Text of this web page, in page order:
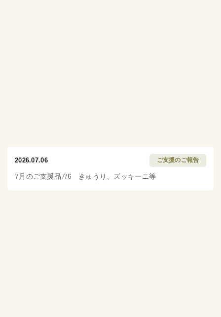
2026.07.06 ご支援のご報告
7月のご支援品7/6 きゅうり、ズッキーニ等